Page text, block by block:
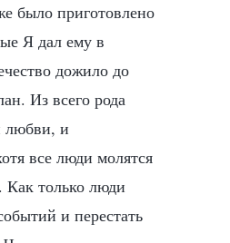
было приготовлено
Я дал ему в
дожило до
Из всего рода
любви, и
все люди молятся
только люди
и перестать